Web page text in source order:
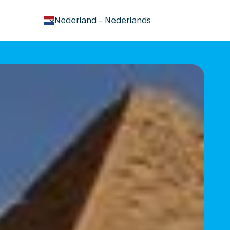
Nederland - Nederlands
keyboard_arrow_down